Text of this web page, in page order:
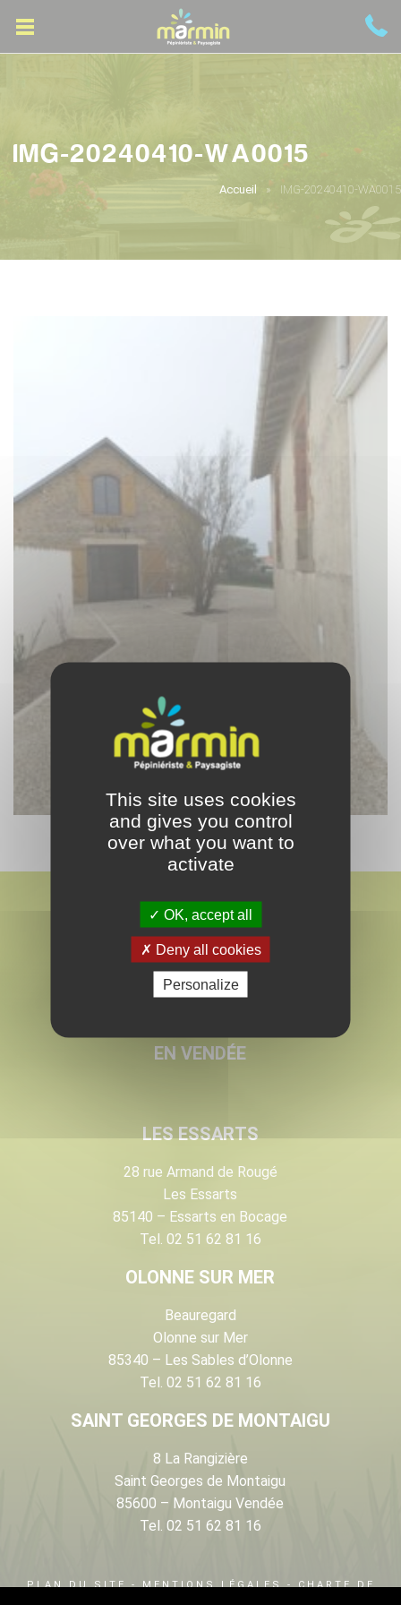
IMG-20240410-WA0015
Accueil IMG-20240410-WA0015
MARMIN
EN VENDÉE
LES ESSARTS
28 rue Armand de Rougé
Les Essarts
85140 – Essarts en Bocage
Tel. 02 51 62 81 16
OLONNE SUR MER
Beauregard
Olonne sur Mer
85340 – Les Sables d’Olonne
Tel. 02 51 62 81 16
SAINT GEORGES DE MONTAIGU
8 La Rangizière
Saint Georges de Montaigu
85600 – Montaigu Vendée
Tel. 02 51 62 81 16
PLAN DU SITE-MENTIONS LÉGALES-CHARTE DE
This site uses cookies
and gives you control
over what you want to
activate
OK, accept all
Deny all cookies
Personalize